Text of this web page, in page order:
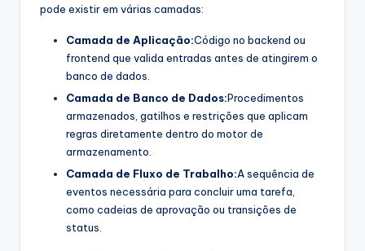
pode existir em várias camadas:
Camada de Aplicação:Código no backend ou
frontend que valida entradas antes de atingirem o
banco de dados.
Camada de Banco de Dados:Procedimentos
armazenados, gatilhos e restrições que aplicam
regras diretamente dentro do motor de
armazenamento.
Camada de Fluxo de Trabalho:A sequência de
eventos necessária para concluir uma tarefa,
como cadeias de aprovação ou transições de
status.